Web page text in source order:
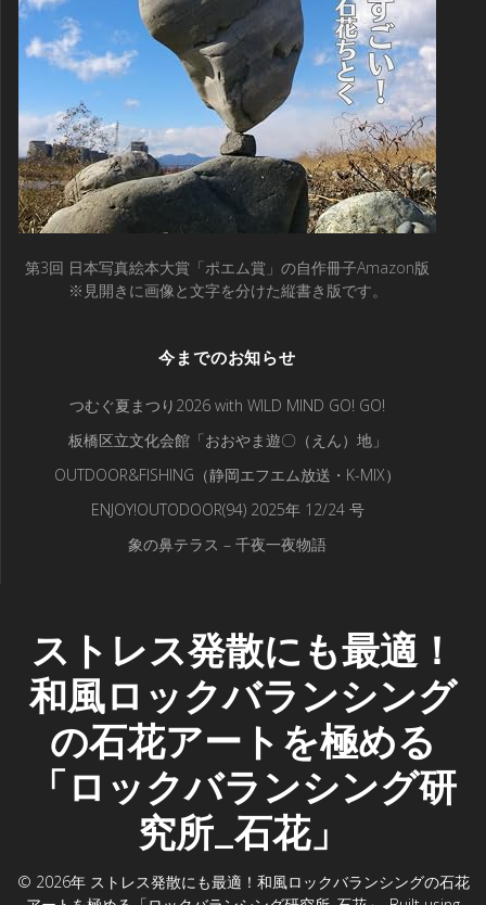
第3回 日本写真絵本大賞「ポエム賞」の自作冊子Amazon版
※見開きに画像と文字を分けた縦書き版です。
今までのお知らせ
つむぐ夏まつり2026 with WILD MIND GO! GO!
板橋区立文化会館「おおやま遊〇（えん）地」
OUTDOOR&FISHING（静岡エフエム放送・K-MIX）
ENJOY!OUTODOOR(94) 2025年 12/24 号
象の鼻テラス – 千夜一夜物語
ストレス発散にも最適！
和風ロックバランシング
の石花アートを極める
「ロックバランシング研
究所_石花」
© 2026年 ストレス発散にも最適！和風ロックバランシングの石花